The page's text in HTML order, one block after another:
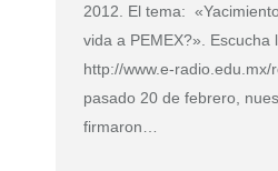
2012. El tema:
vida a PEMEX?». Escucha
http://www.e-
pasado 20 de febrero,
firmaron…